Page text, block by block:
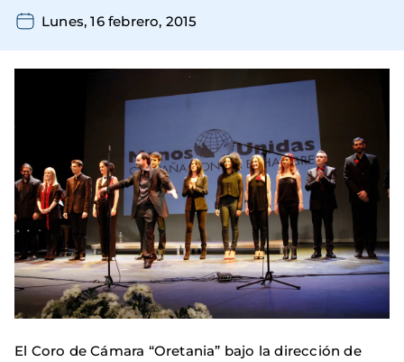
Lunes, 16 febrero, 2015
El Coro de Cámara “Oretania” bajo la dirección de